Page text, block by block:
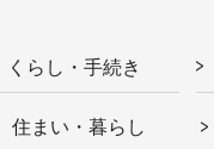
くらし・手続き
住まい・暮らし